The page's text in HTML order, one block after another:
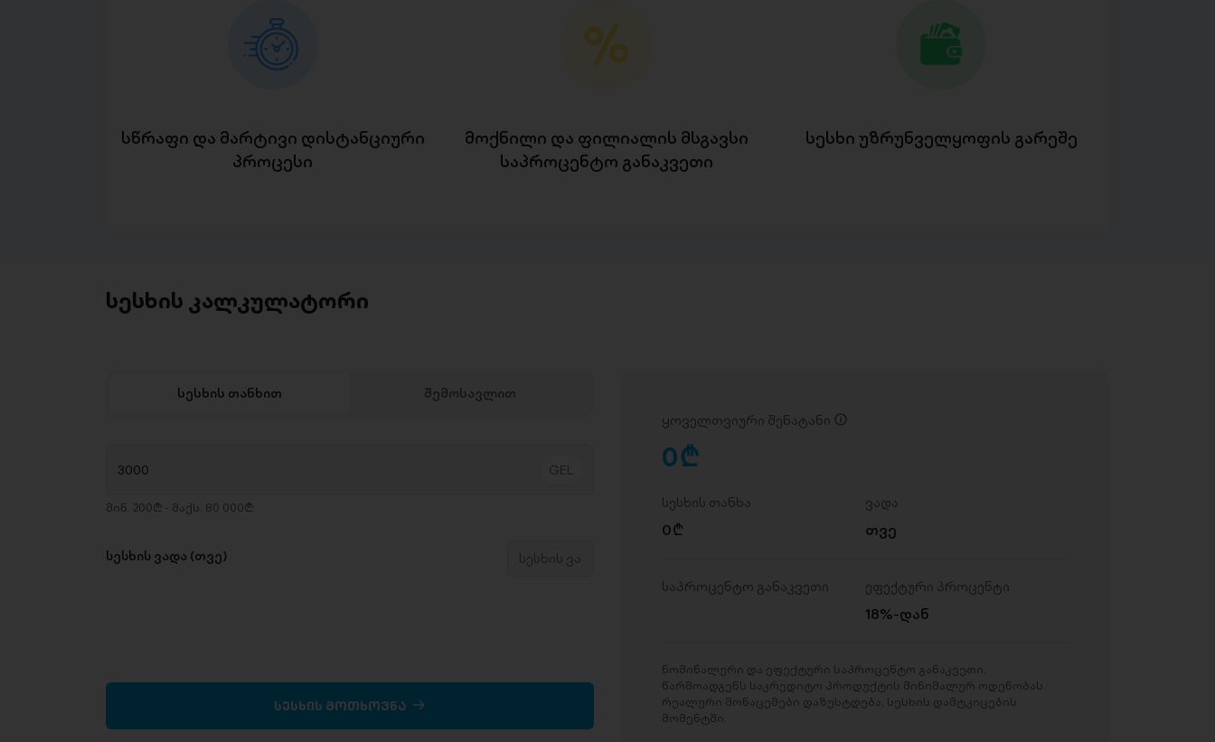
სწრაფი და მარტივი დისტანციური
პროცესი
მოქნილი და ფილიალის მსგავსი
საპროცენტო განაკვეთი
სესხი უზრუნველყოფის გარეშე
სესხის კალკულატორი
სესხის თანხით შემოსავლით
მინ. 200₾ - მაქს. 80 000₾
სესხის ვადა (თვე)
ყოველთვიური შენატანი
0D
სესხის თანხა
0D
ვადა
თვე
საპროცენტო განაკვეთი ეფექტური პროცენტი
18%-დან
ნომინალური და ეფექტური საპროცენტო განაკვეთი,
წარმოადგენს საკრედიტო პროდუქტის მინიმალურ ოდენობას.
რეალური მონაცემები დაზუსტდება, სესხის დამტკიცების
მომენტში.
სესხის მოთხოვნა